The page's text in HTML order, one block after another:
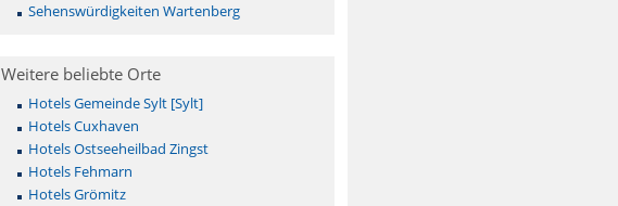
Sehenswürdigkeiten Wartenberg
Weitere beliebte Orte
Hotels Gemeinde Sylt [Sylt]
Hotels Cuxhaven
Hotels Ostseeheilbad Zingst
Hotels Fehmarn
Hotels Grömitz